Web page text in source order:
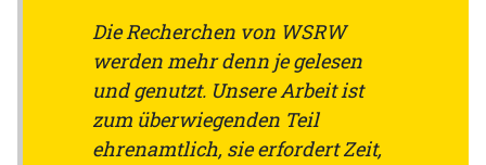
Die Recherchen von WSRW
werden mehr denn je gelesen
und genutzt. Unsere Arbeit ist
zum überwiegenden Teil
ehrenamtlich, sie erfordert Zeit,